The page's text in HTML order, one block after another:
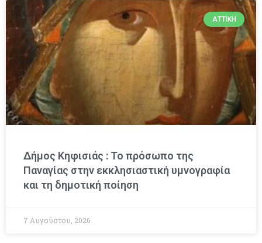
ΑΤΤΙΚΉ
Δήμος Κηφισιάς : Το πρόσωπο της
Παναγίας στην εκκλησιαστική υμνογραφία
και τη δημοτική ποίηση
7 Αυγούστου, 2026